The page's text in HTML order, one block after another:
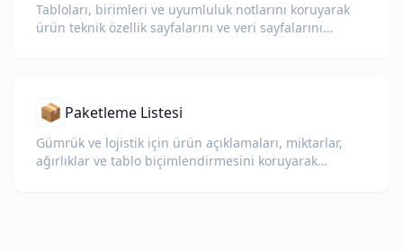
Tabloları, birimleri ve uyumluluk notlarını koruyarak
ürün teknik özellik sayfalarını ve veri sayfalarını
📦 Paketleme Listesi
Gümrük ve lojistik için ürün açıklamaları, miktarlar,
ağırlıklar ve tablo biçimlendirmesini koruyarak